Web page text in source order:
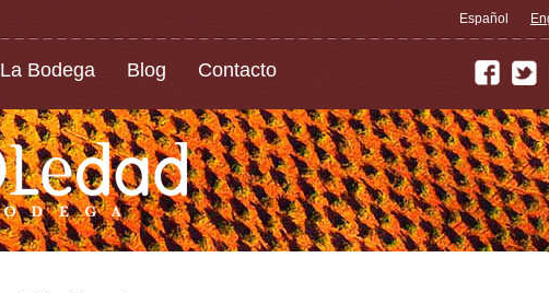
Español
La Bodega Blog Contacto